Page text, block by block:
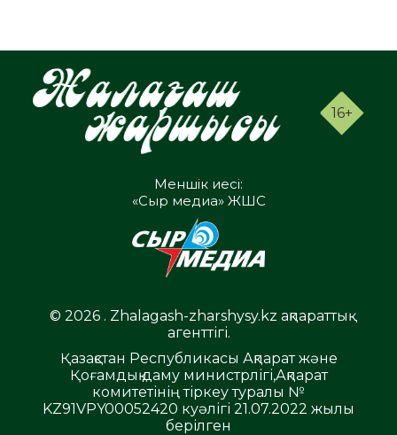
16+
Меншік иесі:
«Сыр медиа» ЖШС
© 2026 . Zhalagash-zharshysy.kz ақпараттық
агенттігі.
Қазақстан Республикасы Ақпарат және
Қоғамдық даму министрлігі,Ақпарат
комитетінің тіркеу туралы №
KZ91VPY00052420 куәлігі 21.07.2022 жылы
берілген